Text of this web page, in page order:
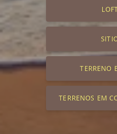
TERRENO
TERRENOS EM